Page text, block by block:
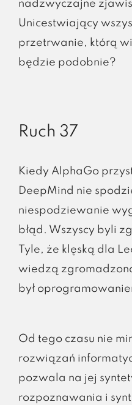
nadzwyczajne
Unicestwiający
przetrwanie, którą
będzie podobnie?
Ruch 37
Kiedy AlphaGo
DeepMind nie
niespodziewanie
błąd. Wszyscy byli
Tyle, że klęską dla
wiedzą
był
Od tego czasu nie
rozwiązań
pozwala na jej
rozpoznawania i